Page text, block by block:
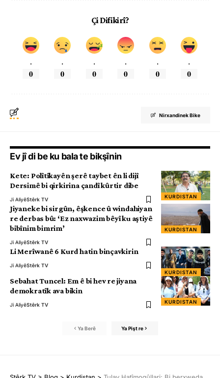
Çi Difikirî?
.
0
.
0
.
0
.
0
.
0
.
0
Nirxandinek Bike
Ev jî di be ku bala te bikşînin
KURDISTAN
Kete: Polîtîkayên şerê taybet ên li dijî
Dersimê bi qirkirina çandî kûrtir dibe
Ji AliyêStêrk TV
KURDISTAN
Jiyaneke bi sirgûn, êşkence û windahiyan
re derbas bû: ‘Ez naxwazim bêyî ku aştiyê
bibînim bimrim’
Ji AliyêStêrk TV
KURDISTAN
Li Merîwanê 6 Kurd hatin binçavkirin
Ji AliyêStêrk TV
KURDISTAN
Sebahat Tuncel: Em ê bi hev re jiyana
demokratîk ava bikin
Ji AliyêStêrk TV
Ya Berê Ya Pişt re